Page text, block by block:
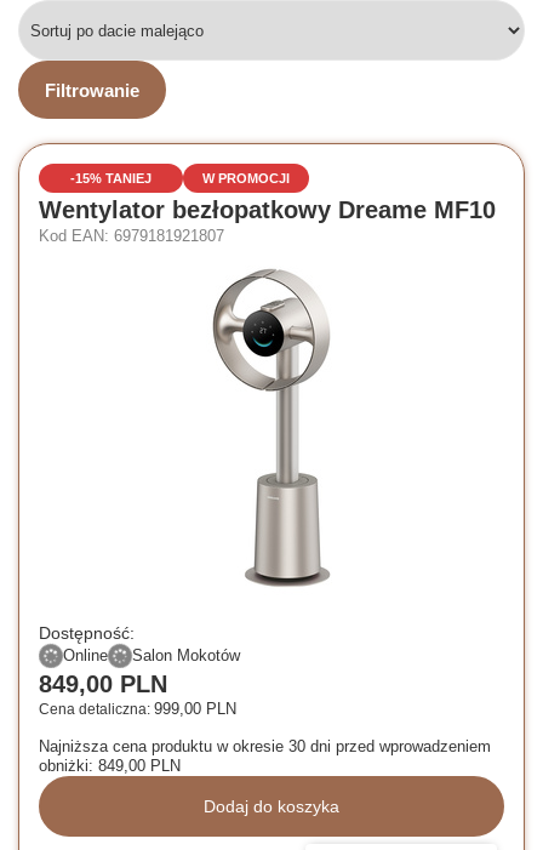
Filtrowanie
W PROMOCJI
-15% TANIEJ
Wentylator bezłopatkowy Dreame MF10
Kod EAN: 6979181921807
Dostępność:
Online Salon Mokotów
Cena detaliczna: 999,00 PLN
849,00 PLN
Najniższa cena produktu w okresie 30 dni przed wprowadzeniem
obniżki: 849,00 PLN
Dodaj do koszyka